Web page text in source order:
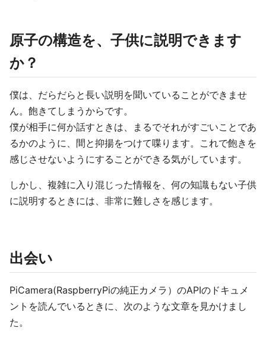
原子の構造を、子供に説明できます
か？
僕は、だらだらと長い説明を聞いていることができませ
ん。飽きてしまうからです。
僕が相手に何か話すときは、まるでそれがすごいことであ
るかのように、間と抑揚をつけて喋ります。これで飽きを
感じさせないようにすることができる気がしています。
しかし、複雑に入り混じった情報を、何の知識もない子供
に説明するときには、非常に難しさを感じます。
出会い
PiCamera(RaspberryPiの純正カメラ）のAPIのドキュメ
ントを読んでいるときに、次のような文章を見かけまし
た。